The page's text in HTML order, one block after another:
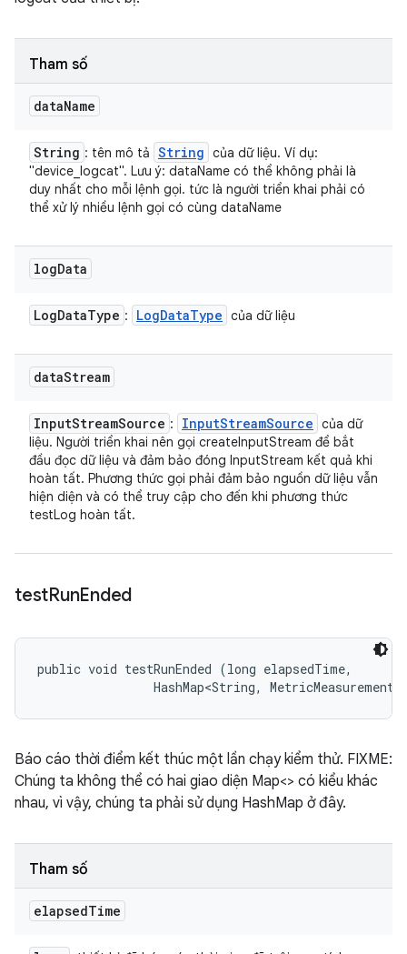
Tham số
dataName
String : tên mô tả String của dữ liệu. Ví dụ:
"device_logcat". Lưu ý: dataName có thể không phải là
duy nhất cho mỗi lệnh gọi. tức là người triển khai phải có
thể xử lý nhiều lệnh gọi có cùng dataName
logData
LogDataType : LogDataType của dữ liệu
dataStream
InputStreamSource : InputStreamSource của dữ
liệu. Người triển khai nên gọi createInputStream để bắt
đầu đọc dữ liệu và đảm bảo đóng InputStream kết quả khi
hoàn tất. Phương thức gọi phải đảm bảo nguồn dữ liệu vẫn
hiện diện và có thể truy cập cho đến khi phương thức
testLog hoàn tất.
testRunEnded
public void testRunEnded (long elapsedTime,
HashMap<String,
Báo cáo thời điểm kết thúc một lần chạy kiểm thử. FIXME:
Chúng ta không thể có hai giao diện Map<> có kiểu khác
nhau, vì vậy, chúng ta phải sử dụng HashMap ở đây.
Tham số
elapsedTime